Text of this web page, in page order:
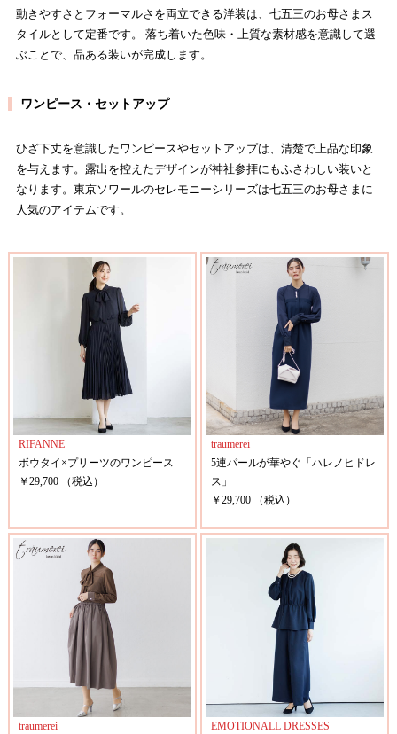
動きやすさとフォーマルさを両立できる洋装は、七五三のお母さまス
タイルとして定番です。 落ち着いた色味・上質な素材感を意識して選
ぶことで、品ある装いが完成します。
ワンピース・セットアップ
ひざ下丈を意識したワンピースやセットアップは、清楚で上品な印象
を与えます。露出を控えたデザインが神社参拝にもふさわしい装いと
なります。東京ソワールのセレモニーシリーズは七五三のお母さまに
人気のアイテムです。
RIFANNE
ボウタイ×プリーツのワンピース
￥29,700 （税込）
traumerei
5連パールが華やぐ「ハレノヒドレ
ス」
￥29,700 （税込）
traumerei
EMOTIONALL DRESSES